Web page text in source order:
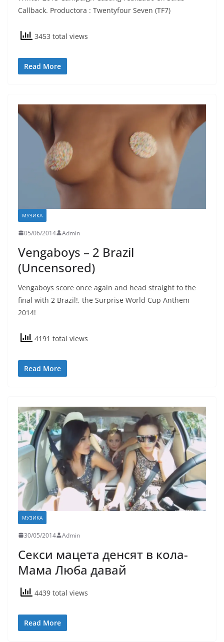
Callback. Productora : Twentyfour Seven (TF7)
3453 total views
Read More
МУЗИКА
05/06/2014 Admin
Vengaboys – 2 Brazil
(Uncensored)
Vengaboys score once again and head straight to the
final with 2 Brazil!, the Surprise World Cup Anthem
2014!
4191 total views
Read More
МУЗИКА
30/05/2014 Admin
Секси мацета денсят в кола-
Мама Люба давай
4439 total views
Read More